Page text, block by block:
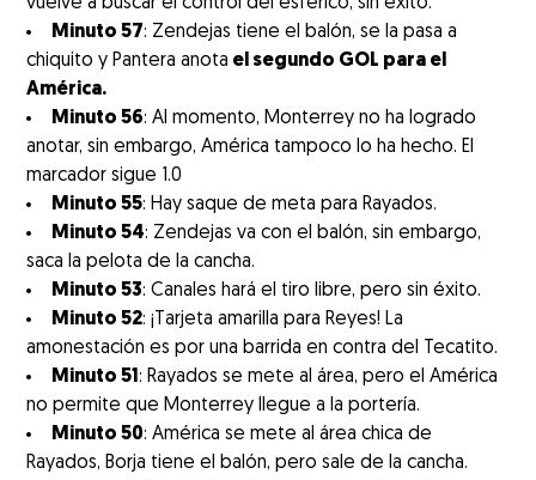
Minuto 57: Zendejas tiene el balón, se la pasa a
chiquito y Pantera anota el segundo GOL para el
América.
Minuto 56: Al momento, Monterrey no ha logrado
anotar, sin embargo, América tampoco lo ha hecho. El
marcador sigue 1.0
Minuto 55: Hay saque de meta para Rayados.
Minuto 54: Zendejas va con el balón, sin embargo,
saca la pelota de la cancha.
Minuto 53: Canales hará el tiro libre, pero sin éxito.
Minuto 52: ¡Tarjeta amarilla para Reyes! La
amonestación es por una barrida en contra del Tecatito.
Minuto 51: Rayados se mete al área, pero el América
no permite que Monterrey llegue a la portería.
Minuto 50: América se mete al área chica de
Rayados, Borja tiene el balón, pero sale de la cancha.